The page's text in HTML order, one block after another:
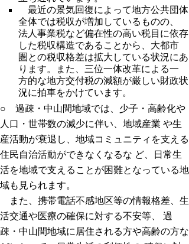
最近の景気回復によって地方公共団体
全体では税収が増加しているものの、
法人事業税など偏在性の高い税目に依存
した税収構造であることから、大都市
圏との税収格差は拡大している状況にあ
ります。また、三位一体改革による一
方的な地方交付税の減額が厳しい財政状
況に拍車をかけています。
○ 過疎・中山間地域では、少子・高齢化や
人口・世帯数の減少に伴い、地域産業 や生
産活動が衰退し、地域コミュニティを支える
住民自治活動ができなくなるな ど、日常生
活を地域で支えることが困難となっている地
域も見られます。
また、携帯電話不感地区等の情報格差、生
活交通や医療の確保に対する不安等、 過
疎・中山間地域に居住される方や高齢の方な